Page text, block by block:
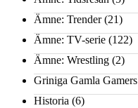
Ämne: Trender(21)
Ämne: TV-serie (122)
Ämne: Wrestling (2)
Griniga Gamla Gamers
Historia (6)